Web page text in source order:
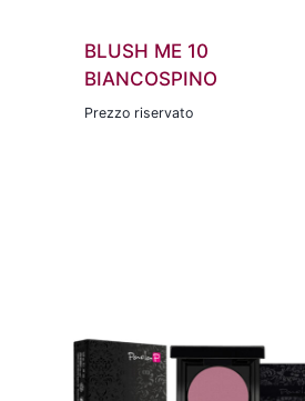
BLUSH ME 10
BIANCOSPINO
Prezzo riservato